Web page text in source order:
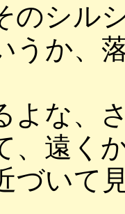
のシル
うか、
よな、
、遠く
づいて